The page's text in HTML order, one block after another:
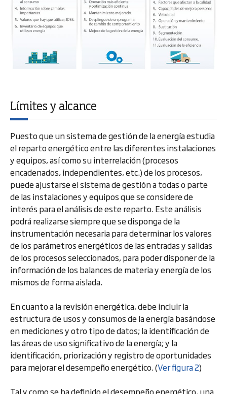
Límites y alcance
Puesto que un sistema de gestión de la energía estudia
el reparto energético entre las diferentes instalaciones
y equipos, así como su interrelación (procesos
encadenados, independientes, etc.) de los procesos,
puede ajustarse el sistema de gestión a todas o parte
de las instalaciones y equipos que se considere de
interés para el análisis de este reparto. Este análisis
podrá realizarse siempre que se disponga de la
instrumentación necesaria para determinar los valores
de los parámetros energéticos de las entradas y salidas
de los procesos seleccionados, para poder disponer de la
información de los balances de materia y energía de los
mismos de forma aislada.
En cuanto a la revisión energética, debe incluir la
estructura de usos y consumos de la energía basándose
en mediciones y otro tipo de datos; la identificación de
las áreas de uso significativo de la energía; y la
identificación, priorización y registro de oportunidades
para mejorar el desempeño energético. (Ver figura 2)
Tal y como se ha definido el desempeño energético, una